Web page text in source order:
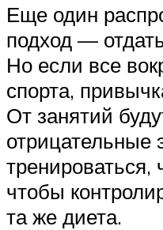
Еще один
подход —
Но если все
спорта,
От занятий
тренироваться,
чтобы
та же диета.